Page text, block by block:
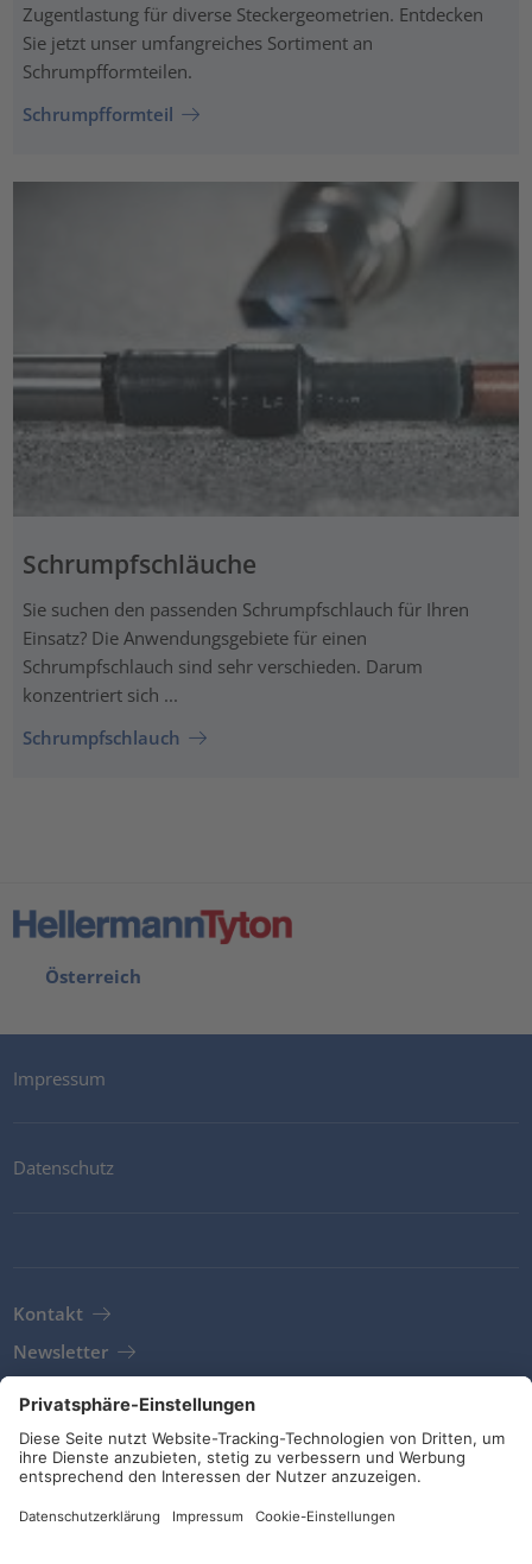
Zugentlastung für diverse Steckergeometrien. Entdecken
Sie jetzt unser umfangreiches Sortiment an
Schrumpfformteilen.
Schrumpfformteil
Schrumpfschläuche
Sie suchen den passenden Schrumpfschlauch für Ihren
Einsatz? Die Anwendungsgebiete für einen
Schrumpfschlauch sind sehr verschieden. Darum
konzentriert sich ...
Schrumpfschlauch
Österreich
Impressum
Datenschutz
Kontakt
Newsletter
AGB
Richtlinien und Bekenntnisse
Soziale Medien